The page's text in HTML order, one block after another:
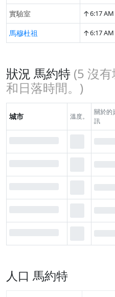
實驗室 ↑6:17 AM
馬穆杜祖 ↑6:17 AM
狀況 馬約特 (5 沒
和日落時間。)
城市 溫度。
關於的
訊
人口 馬約特